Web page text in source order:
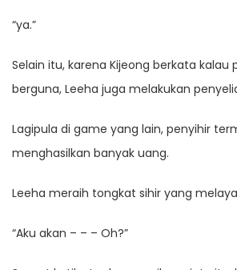
“ya.”
Selain itu, karena Kijeong berkata kalau
berguna, Leeha juga melakukan
Lagipula di game yang lain, penyihir
menghasilkan banyak uang.
Leeha meraih tongkat sihir yang
“Aku akan – – – Oh?”